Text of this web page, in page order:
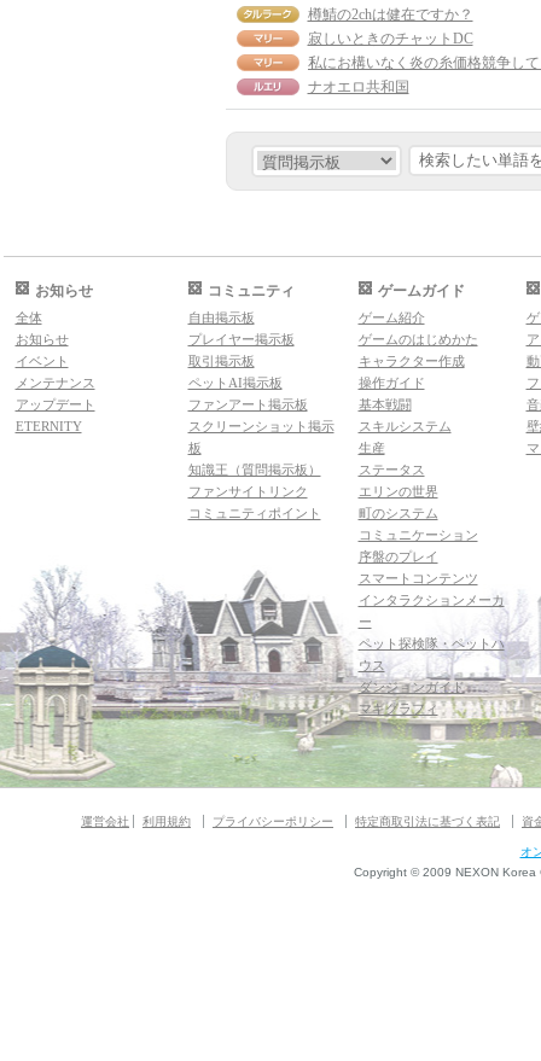
樽鯖の2chは健在ですか？
寂しいときのチャットDC
ナオエロ共和国
お知らせ
全体
お知らせ
イベント
メンテナンス
アップデート
ETERNITY
コミュニティ
自由掲示板
プレイヤー掲示板
取引掲示板
ペットAI掲示板
ファンアート掲示板
スクリーンショット掲示
板
知識王（質問掲示板）
ファンサイトリンク
コミュニティポイント
ゲームガイド
ゲーム紹介
ゲームのはじめかた
キャラクター作成
操作ガイド
基本戦闘
スキルシステム
生産
ステータス
エリンの世界
町のシステム
コミュニケーション
序盤のプレイ
スマートコンテンツ
インタラクションメーカ
ー
ペット探検隊・ペットハ
ウス
ダンジョンガイド
マギグラフィ
運営会社 利用規約 プライバシーポリシー 特定商取引法に基づく表記 資
オ
Copyright © 2009 NEXON Korea